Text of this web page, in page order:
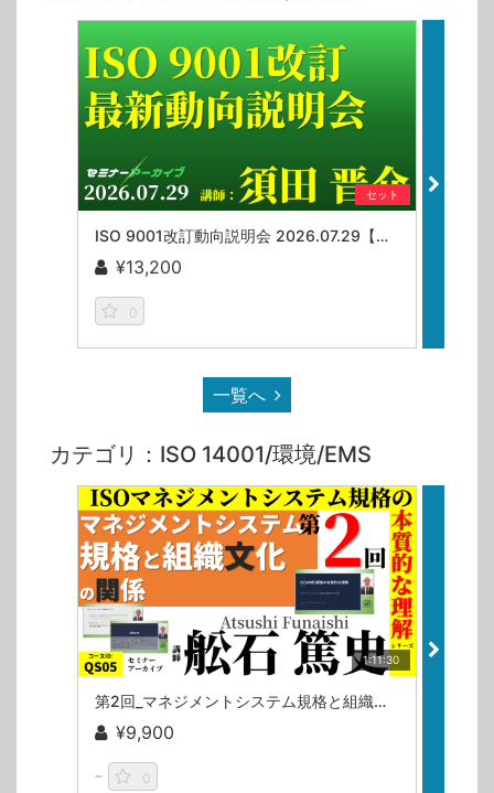
セット
ISO 9001改訂動向説明会 2026.07.29【セミナーアーカイブ】
¥13,200
0
一覧へ
カテゴリ：ISO 14001/環境/EMS
1:11:30
第2回_マネジメントシステム規格と組織文化の関係（ISOマネジメントシステム規格の本質的な理解シリーズ）/舩石篤史
¥9,900
0